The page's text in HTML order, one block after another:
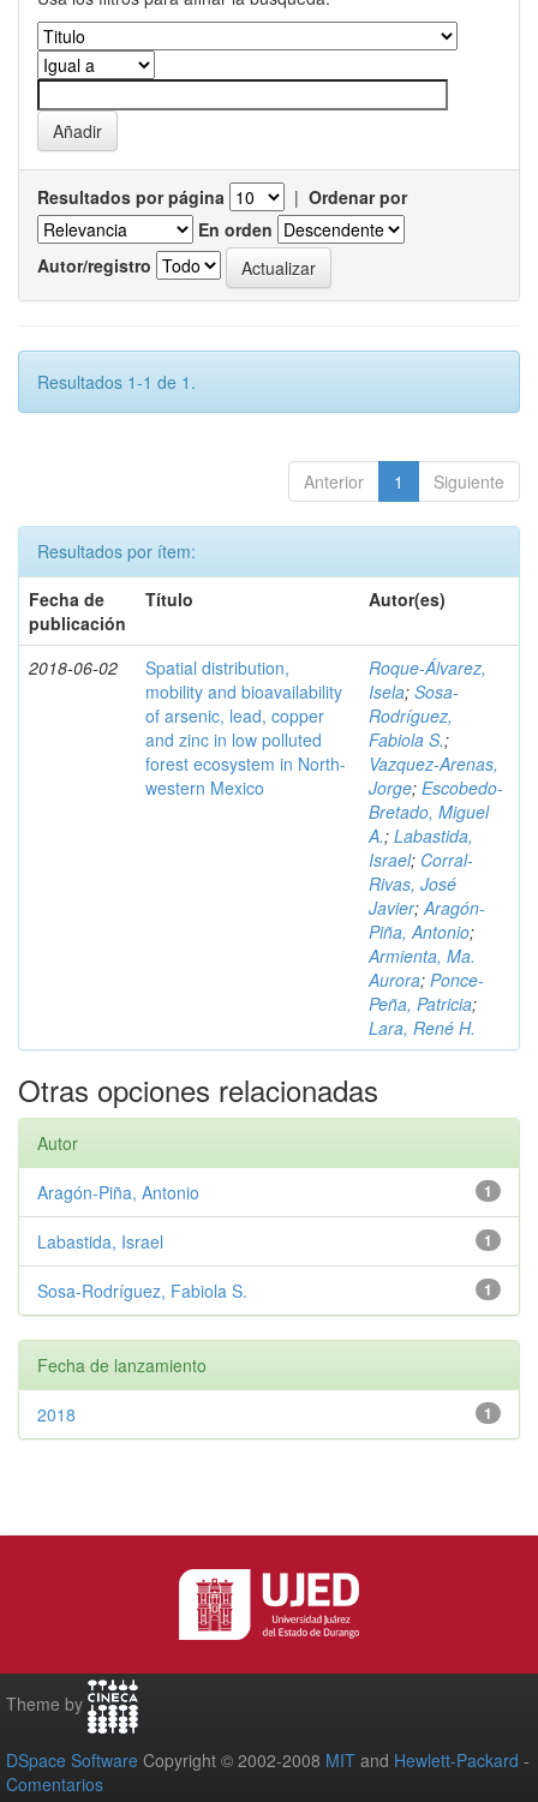
Resultados por página | Ordenar por
En orden
Autor/registro
Resultados 1-1 de 1.
Anterior 1 Siguiente
Resultados por ítem:
Fecha de
publicación
Título Autor(es)
2018-06-02
Spatial distribution,
mobility and bioavailability
of arsenic, lead, copper
and zinc in low polluted
forest ecosystem in North-
western Mexico
Roque-Álvarez,
Isela; Sosa-
Rodríguez,
Fabiola S.;
Vazquez-Arenas,
Jorge; Escobedo-
Bretado, Miguel
A.; Labastida,
Israel; Corral-
Rivas, José
Javier;Aragón-
Piña, Antonio;
Armienta, Ma.
Aurora; Ponce-
Peña, Patricia;
Lara, René H.
Otras opciones relacionadas
Autor
1
Aragón-Piña, Antonio
1
Labastida, Israel
1
Sosa-Rodríguez, Fabiola S.
Fecha de lanzamiento
1
2018
Theme by
DSpace Software Copyright © 2002-2008 MIT and Hewlett-Packard -
Comentarios